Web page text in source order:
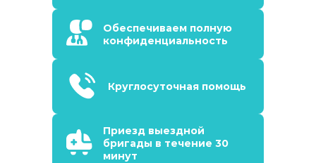
Обеспечиваем полную
конфиденциальность
Круглосуточная помощь
Приезд выездной
бригады в течение 30
минут